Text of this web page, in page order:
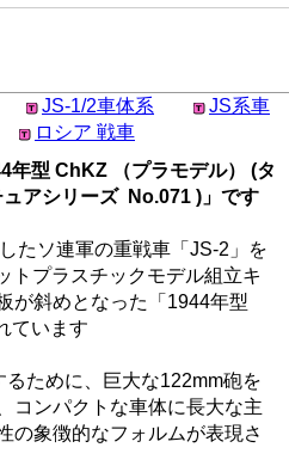
JS-1/2車体系
JS系車
ロシア 戦車
年型 ChKZ （プラモデル） (タ
アシリーズ No.071 )」です
たソ連軍の重戦車「JS-2」を
トプラスチックモデル組立キ
が斜めとなった「1944年型
ています
ために、巨大な122mm砲を
コンパクトな車体に長大な主
の象徴的なフォルムが表現さ